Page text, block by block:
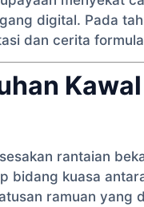
digital. Pada
dan cerita
rantaian
bidang kuasa
ramuan yang